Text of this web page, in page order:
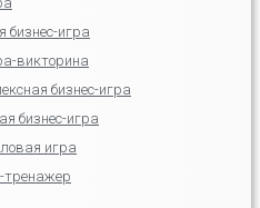
бизнес-игра
викторина
бизнес-игра
бизнес-игра
игра
тренажер